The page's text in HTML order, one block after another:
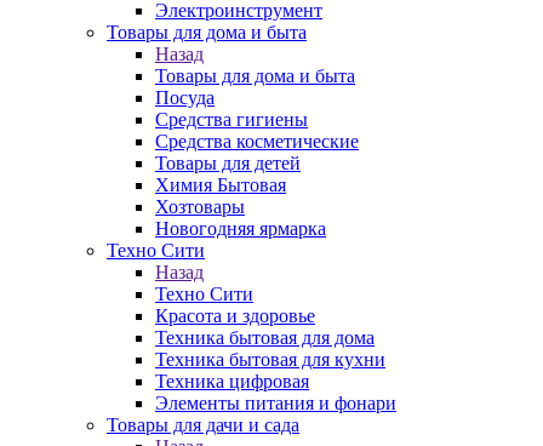
Электроинструмент
Товары для дома и быта
Назад
Товары для дома и быта
Посуда
Средства гигиены
Средства косметические
Товары для детей
Химия Бытовая
Хозтовары
Новогодняя ярмарка
Техно Сити
Назад
Техно Сити
Красота и здоровье
Техника бытовая для дома
Техника бытовая для кухни
Техника цифровая
Элементы питания и фонари
Товары для дачи и сада